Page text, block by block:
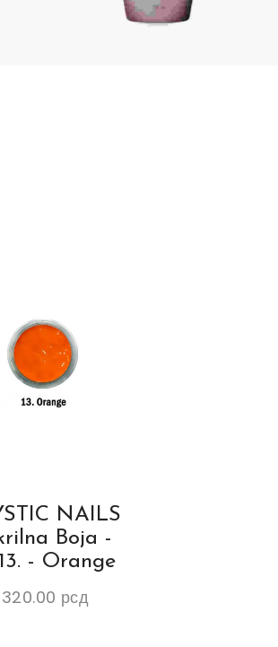
NAILS
Boja -
- Orange
320.00 рсд